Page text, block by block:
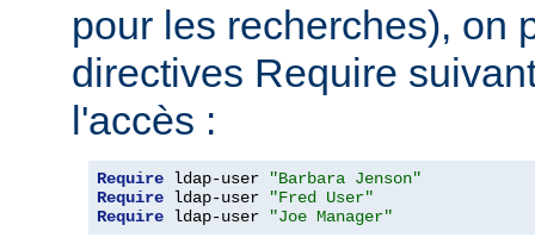
pour les recherches), on
directives Require
l'accès :
Require ldap-user
"Barbara Jenson"
Require ldap-user
"Fred User"
Require ldap-user "Joe Manager"